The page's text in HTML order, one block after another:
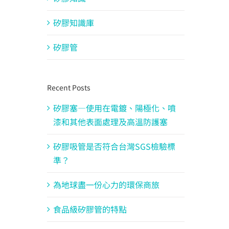
矽膠知識庫
矽膠管
Recent Posts
矽膠塞—使用在電鍍、陽極化、噴
漆和其他表面處理及高溫防護塞
矽膠吸管是否符合台灣SGS檢驗標
準？
為地球盡一份心力的環保商旅
食品級矽膠管的特點